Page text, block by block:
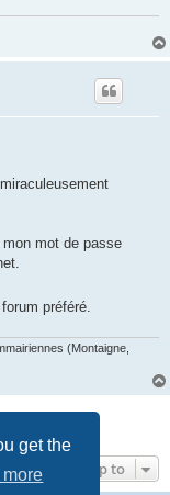
get the
more
mot de passe
préféré.
(Montaigne,
Jump to